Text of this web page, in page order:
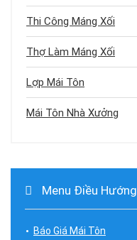
Thi Công Máng Xối
Thợ Làm Máng Xối
Lợp Mái Tôn
Mái Tôn Nhà Xưởng
Menu Điều Hướng
Báo Giá Mái Tôn